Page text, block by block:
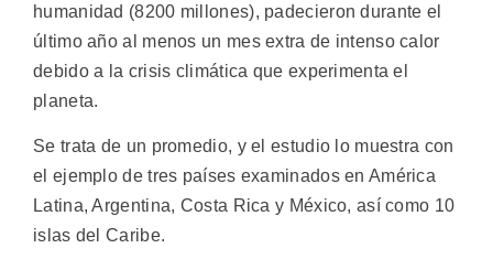
humanidad (8200 millones), padecieron durante el
último año al menos un mes extra de intenso calor
debido a la crisis climática que experimenta el
planeta.
Se trata de un promedio, y el estudio lo muestra con
el ejemplo de tres países examinados en América
Latina, Argentina, Costa Rica y México, así como 10
islas del Caribe.